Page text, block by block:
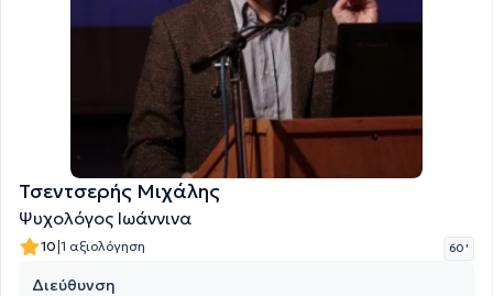
Τσεντσερής Μιχάλης
Ψυχολόγος Ιωάννινα
10|1 αξιολόγηση 60 '
Διεύθυνση